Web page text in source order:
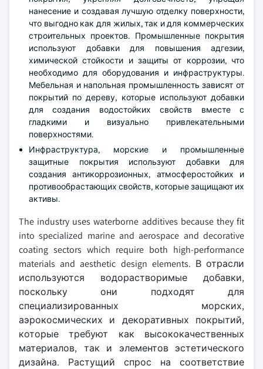
нанесение и создавая лучшую отделку поверхности,
что выгодно как для жилых, так и для коммерческих
строительных проектов. Промышленные покрытия
используют добавки для повышения адгезии,
химической стойкости и защиты от коррозии, что
необходимо для оборудования и инфраструктуры.
Мебельная и напольная промышленность зависят от
покрытий по дереву, которые используют добавки
для создания водостойких свойств вместе с
гладкими и визуально привлекательными
поверхностями.
Инфраструктура, морские и промышленные
защитные покрытия используют добавки для
создания антикоррозионных, атмосферостойких и
противообрастающих свойств, которые защищают их
активы.
The industry uses waterborne additives because they fit
into specialized marine and aerospace and decorative
coating sectors which require both high-performance
materials and aesthetic design elements. В отрасли
используются водорастворимые добавки,
поскольку они подходят для
специализированных морских,
аэрокосмических и декоративных покрытий,
которые требуют как высококачественных
материалов, так и элементов эстетического
дизайна. Растущий спрос на соответствие